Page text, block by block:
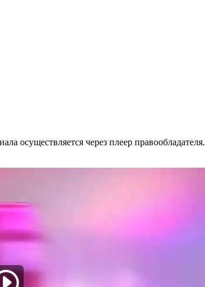
осу­ще­ст­в­ля­ет­ся че­рез пле­ер пра­во­об­ла­да­те­ля.